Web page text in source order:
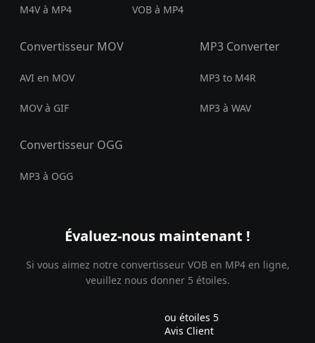
M4V à MP4 VOB à MP4
Convertisseur MOV
AVI en MOV
MOV à GIF
MP3 Converter
MP3 to M4R
MP3 à WAV
Convertisseur OGG
MP3 à OGG
Évaluez-nous maintenant !
Si vous aimez notre convertisseur VOB en MP4 en ligne,
veuillez nous donner 5 étoiles.
ou étoiles 5
Avis Client